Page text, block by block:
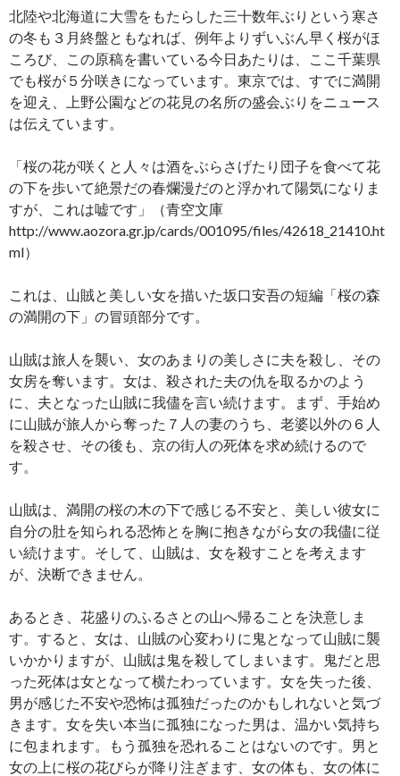
北陸や北海道に大雪をもたらした三十数年ぶりという寒さ
の冬も３月終盤ともなれば、例年よりずいぶん早く桜がほ
ころび、この原稿を書いている今日あたりは、ここ千葉県
でも桜が５分咲きになっています。東京では、すでに満開
を迎え、上野公園などの花見の名所の盛会ぶりをニュース
は伝えています。
「桜の花が咲くと人々は酒をぶらさげたり団子を食べて花
の下を歩いて絶景だの春爛漫だのと浮かれて陽気になりま
すが、これは嘘です」（青空文庫
http://www.aozora.gr.jp/cards/001095/files/42618_21410.ht
ml）
これは、山賊と美しい女を描いた坂口安吾の短編「桜の森
の満開の下」の冒頭部分です。
山賊は旅人を襲い、女のあまりの美しさに夫を殺し、その
女房を奪います。女は、殺された夫の仇を取るかのよう
に、夫となった山賊に我儘を言い続けます。まず、手始め
に山賊が旅人から奪った７人の妻のうち、老婆以外の６人
を殺させ、その後も、京の街人の死体を求め続けるので
す。
山賊は、満開の桜の木の下で感じる不安と、美しい彼女に
自分の肚を知られる恐怖とを胸に抱きながら女の我儘に従
い続けます。そして、山賊は、女を殺すことを考えます
が、決断できません。
あるとき、花盛りのふるさとの山へ帰ることを決意しま
す。すると、女は、山賊の心変わりに鬼となって山賊に襲
いかかりますが、山賊は鬼を殺してしまいます。鬼だと思
った死体は女となって横たわっています。女を失った後、
男が感じた不安や恐怖は孤独だったのかもしれないと気づ
きます。女を失い本当に孤独になった男は、温かい気持ち
に包まれます。もう孤独を恐れることはないのです。男と
女の上に桜の花びらが降り注ぎます、女の体も、女の体に